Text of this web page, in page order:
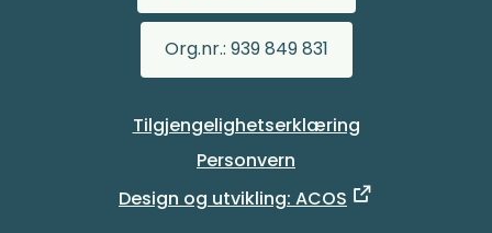
Org.nr.: 939 849 831
Tilgjengelighetserklæring
Personvern
Design og utvikling: ACOS